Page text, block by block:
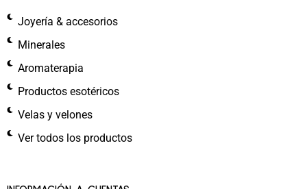
Joyería & accesorios
Minerales
Aromaterapia
Productos esotéricos
Velas y velones
Ver todos los productos